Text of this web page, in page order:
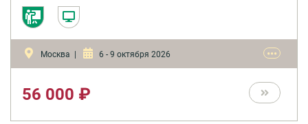
Россельхознадзор и др.). Наличие ХАССП на пищевом
предприятии/производстве – это увеличение
Москва | 6 - 9 октября 2026 •••
56 000 ₽